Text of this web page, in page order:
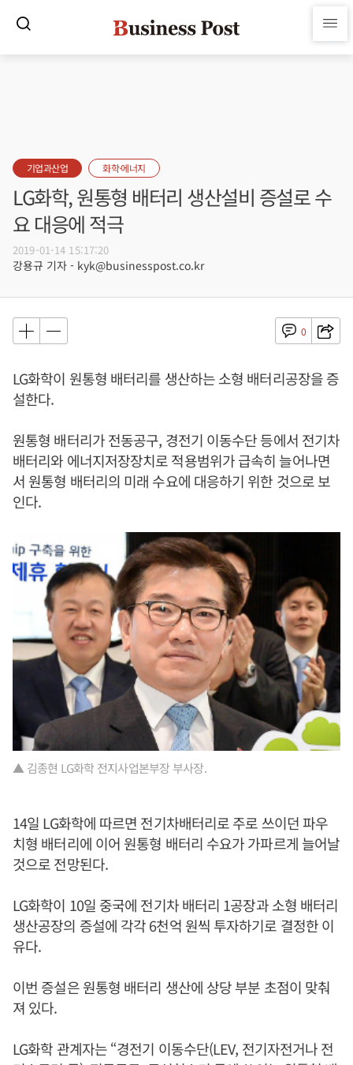
기업과산업 화학·에너지
LG화학, 원통형 배터리 생산설비 증설로 수
요 대응에 적극
2019-01-14 15:17:20
강용규 기자 - kyk@businesspost.co.kr
0
LG화학이 원통형 배터리를 생산하는 소형 배터리공장을 증
설한다.
원통형 배터리가 전동공구, 경전기 이동수단 등에서 전기차
배터리와 에너지저장장치로 적용범위가 급속히 늘어나면
서 원통형 배터리의 미래 수요에 대응하기 위한 것으로 보
인다.
▲ 김종현 LG화학 전지사업본부장 부사장.
14일 LG화학에 따르면 전기차배터리로 주로 쓰이던 파우
치형 배터리에 이어 원통형 배터리 수요가 가파르게 늘어날
것으로 전망된다.
LG화학이 10일 중국에 전기차 배터리 1공장과 소형 배터리
생산공장의 증설에 각각 6천억 원씩 투자하기로 결정한 이
유다.
이번 증설은 원통형 배터리 생산에 상당 부분 초점이 맞춰
져 있다.
LG화학 관계자는 “경전기 이동수단(LEV, 전기자전거나 전